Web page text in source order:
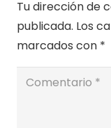
Tu dirección de
publicada. Los
marcados con *